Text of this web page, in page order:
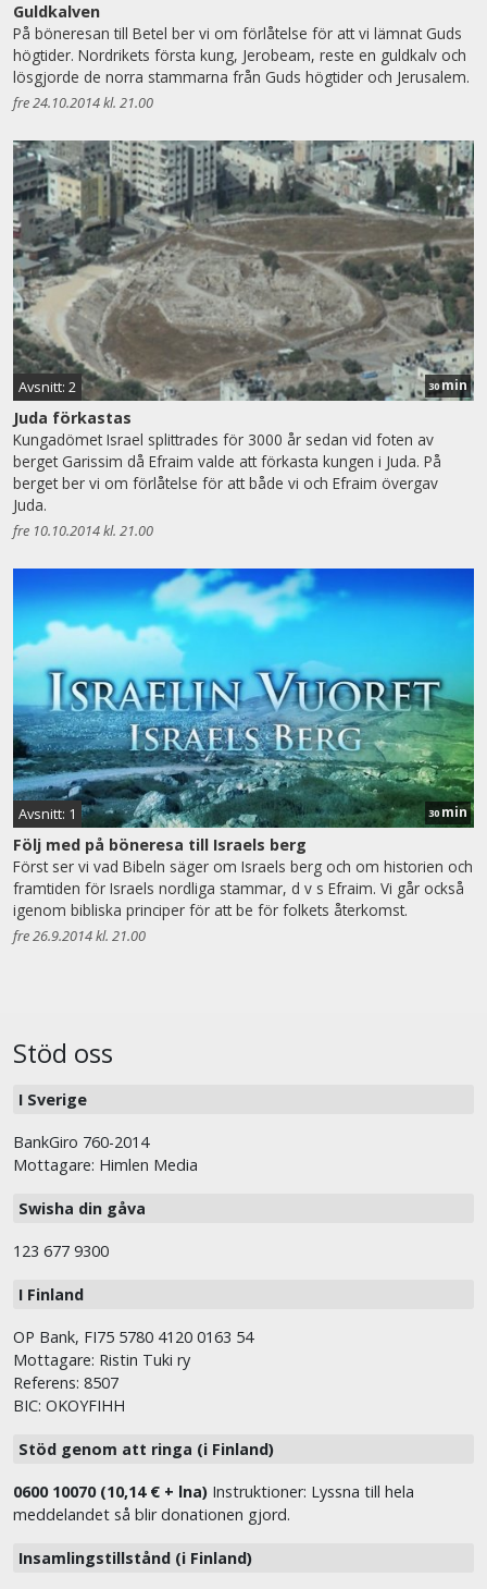
Guldkalven
På böneresan till Betel ber vi om förlåtelse för att vi lämnat Guds
högtider. Nordrikets första kung, Jerobeam, reste en guldkalv och
lösgjorde de norra stammarna från Guds högtider och Jerusalem.
fre 24.10.2014 kl. 21.00
Avsnitt: 2 30min
Juda förkastas
Kungadömet Israel splittrades för 3000 år sedan vid foten av
berget Garissim då Efraim valde att förkasta kungen i Juda. På
berget ber vi om förlåtelse för att både vi och Efraim övergav
Juda.
fre 10.10.2014 kl. 21.00
Avsnitt: 1 30 min
Följ med på böneresa till Israels berg
Först ser vi vad Bibeln säger om Israels berg och om historien och
framtiden för Israels nordliga stammar, d v s Efraim. Vi går också
igenom bibliska principer för att be för folkets återkomst.
fre 26.9.2014 kl. 21.00
Stöd oss
I Sverige
BankGiro 760-2014
Mottagare: Himlen Media
Swisha din gåva
123 677 9300
I Finland
OP Bank, FI75 5780 4120 0163 54
Mottagare: Ristin Tuki ry
Referens: 8507
BIC: OKOYFIHH
Stöd genom att ringa (i Finland)
0600 10070 (10,14 € + lna) Instruktioner: Lyssna till hela
meddelandet så blir donationen gjord.
Insamlingstillstånd (i Finland)